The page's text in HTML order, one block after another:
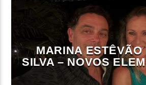
MARINA ESTÊVÃO
SILVA – NOVOS
DIREÇÃO DA